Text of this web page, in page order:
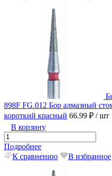
898F FG.012 Бор алмазный
короткий красный 66.99 ₽ / шт
В корзину
Подробнее
К сравнению
В избранное